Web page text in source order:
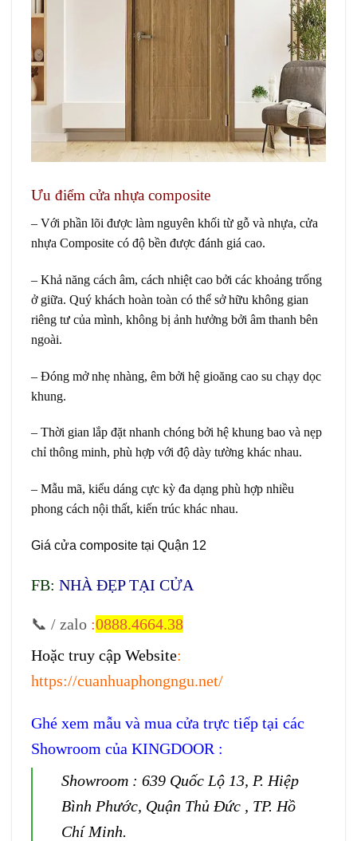
Ưu điểm cửa nhựa composite
– Với phần lõi được làm nguyên khối từ gỗ và nhựa, cửa
nhựa Composite có độ bền được đánh giá cao.
– Khả năng cách âm, cách nhiệt cao bởi các khoảng trống
ở giữa. Quý khách hoàn toàn có thể sở hữu không gian
riêng tư của mình, không bị ảnh hưởng bởi âm thanh bên
ngoài.
– Đóng mở nhẹ nhàng, êm bởi hệ gioăng cao su chạy dọc
khung.
– Thời gian lắp đặt nhanh chóng bởi hệ khung bao và nẹp
chỉ thông minh, phù hợp với độ dày tường khác nhau.
– Mẫu mã, kiểu dáng cực kỳ đa dạng phù hợp nhiều
phong cách nội thất, kiến trúc khác nhau.
Giá cửa composite tại Quận 12
FB: NHÀ ĐẸP TẠI CỬA
📞 / zalo :0888.4664.38
Hoặc truy cập Website:
https://cuanhuaphongngu.net/
Ghé xem mẫu và mua cửa trực tiếp tại các
Showroom của KINGDOOR :
Showroom : 639 Quốc Lộ 13, P. Hiệp
Bình Phước, Quận Thủ Đức , TP. Hồ
Chí Minh.